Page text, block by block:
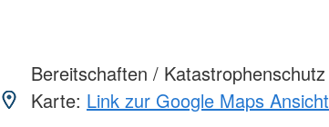
Bereitschaften / Katastrophenschutz
Karte: Link zur Google Maps Ansicht